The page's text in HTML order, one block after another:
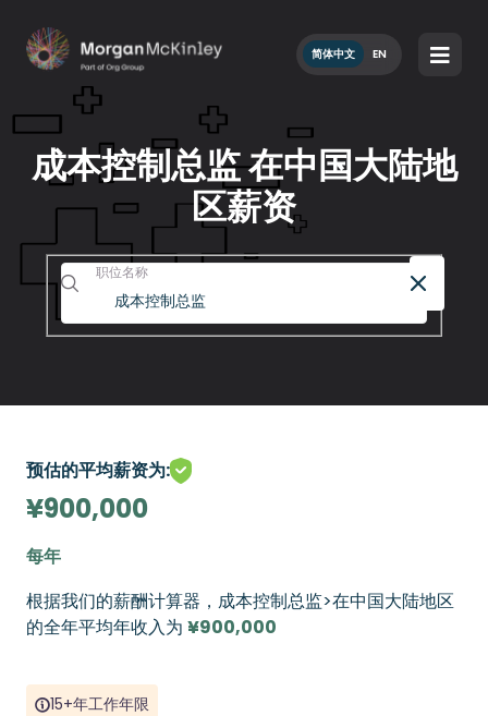
简体中文 EN
成本控制总监 在中国大陆地
区薪资
职位名称
预估的平均薪资为:
¥900,000
每年
根据我们的薪酬计算器，成本控制总监>在中国大陆地区
的全年平均年收入为 ¥900,000
15+年工作年限